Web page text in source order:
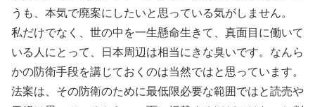
うも、本気で廃案にしたいと思っている気がしません。
私だけでなく、世の中を一生懸命生きて、真面目に働いて
いる人にとって、日本周辺は相当にきな臭いです。なんら
かの防衛手段を講じておくのは当然ではと思っています。
法案は、その防衛のために最低限必要な範囲ではと読売や